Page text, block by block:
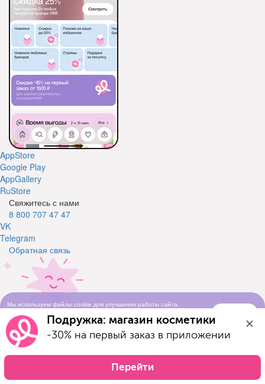
AppStore
Google Play
AppGallery
RuStore
Свяжитесь с нами
8 800 707 47 47
VK
Telegram
Обратная связь
Свяжитесь с нами
Оставьте свой телефон и мы вам перезвоним
Телефон
Отправить заявку
Я ознакомился(-ась) с условиями Договора-оферты и даю
Мы используем файлы cookie для улучшения работы сайта.
использования cookie-файловПодружка: магазин косметики
-30% на первый заказ в приложении
Перейти